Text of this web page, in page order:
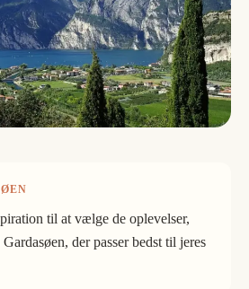
til at vælge de oplevelser,
der passer bedst til jeres